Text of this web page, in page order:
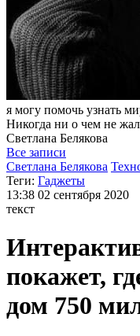
я могу помочь узнать
Никогда ни о чем не
Светлана Белякова
Все записи
Светлана Белякова
Теги: Гаджеты
13:38 02 сентября 2020
текст
покажет,
дом 750